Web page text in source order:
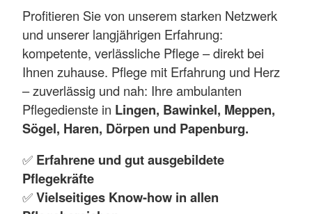
Profitieren Sie von unserem starken Netzwerk
und unserer langjährigen Erfahrung:
kompetente, verlässliche Pflege – direkt bei
Ihnen zuhause. Pflege mit Erfahrung und Herz
– zuverlässig und nah: Ihre ambulanten
Pflegedienste in Lingen, Bawinkel, Meppen,
Sögel, Haren, Dörpen und Papenburg.
✅ Erfahrene und gut ausgebildete
Pflegekräfte
✅Vielseitiges Know-how in allen